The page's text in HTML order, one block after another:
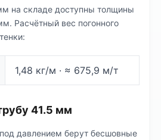
на складе доступны толщины
Расчётный вес погонного
1,48 кг/м · ≈ 675,9 м/т
41.5 мм
давлением берут бесшовные